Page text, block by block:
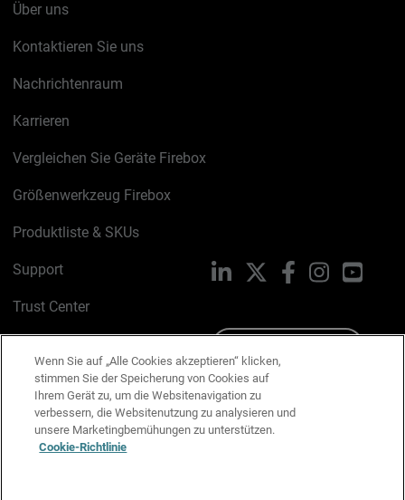
Über uns
Kontaktieren Sie uns
Nachrichtenraum
Karrieren
Vergleichen Sie Geräte Firebox
Größenwerkzeug Firebox
Produktliste & SKUs
Support
Trust Center
Cookie-Richtlinie
Datenschutzrichtlinie
Media & Brand Kit
LinkedIn FacebookInstagram
Wenn Sie auf „Alle Cookies akzeptieren“ klicken,
stimmen Sie der Speicherung von Cookies auf
Ihrem Gerät zu, um die Websitenavigation zu
verbessern, die Websitenutzung zu analysieren und
unsere Marketingbemühungen zu unterstützen.
Cookie-Richtlinie